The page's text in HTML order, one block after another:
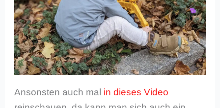
Ansonsten auch mal in dieses Video